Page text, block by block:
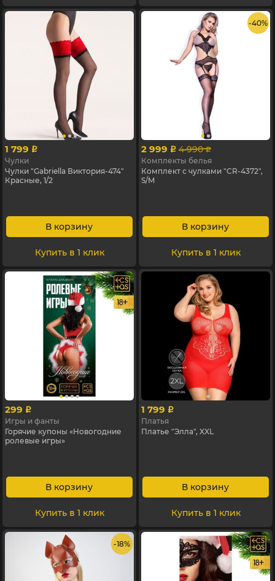
1 799 p
Чулки
Чулки "Gabriella Виктория-474"
Красные, 1/2
В корзину
Купить в 1 клик
- 40%
2 999 p 4 990 p
Комплекты белья
Комплект с чулками "CR-4372",
S/M
В корзину
Купить в 1 клик
299 p
Игры и фанты
Горячие купоны «Новогодние
ролевые игры»
В корзину
Купить в 1 клик
1 799 p
Платья
Платье "Элла", XXL
В корзину
Купить в 1 клик
- 18%